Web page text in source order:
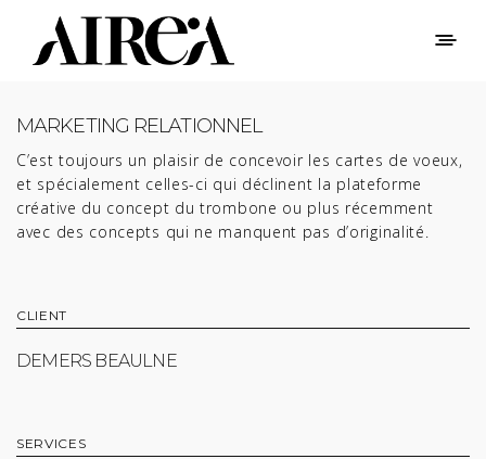
MARKETING RELATIONNEL
C’est toujours un plaisir de concevoir les cartes de voeux,
et spécialement celles-ci qui déclinent la plateforme
créative du concept du trombone ou plus récemment
avec des concepts qui ne manquent pas d’originalité.
CLIENT
DEMERS BEAULNE
SERVICES